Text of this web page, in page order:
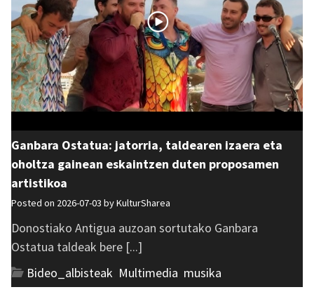
Ganbara Ostatua: jatorria, taldearen izaera eta
oholtza gainean eskaintzen duten proposamen
artistikoa
Posted on 2026-07-03 byKulturSharea
Donostiako Antigua auzoan sortutako Ganbara
Ostatua taldeak bere [...]
Bideo_albisteak Multimedia musika